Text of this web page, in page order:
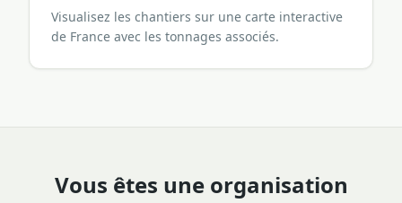
Visualisez les chantiers sur une carte interactive
de France avec les tonnages associés.
Vous êtes une organisation